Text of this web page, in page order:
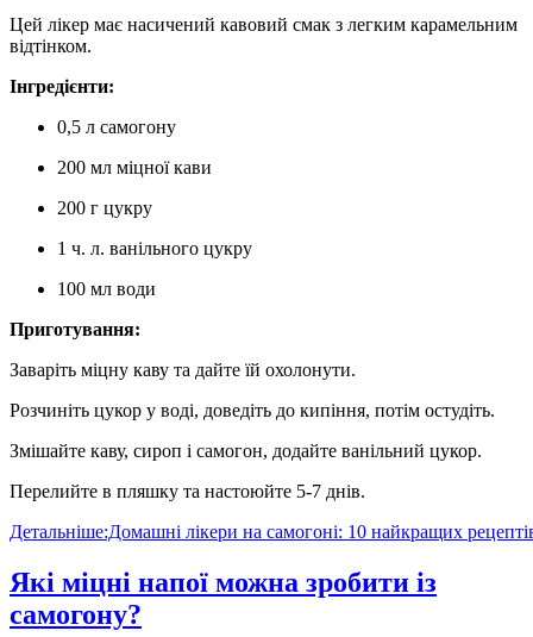
Цей лікер має насичений кавовий смак з легким карамельним
відтінком.
Інгредієнти:
0,5 л самогону
200 мл міцної кави
200 г цукру
1 ч. л. ванільного цукру
100 мл води
Приготування:
Заваріть міцну каву та дайте їй охолонути.
Розчиніть цукор у воді, доведіть до кипіння, потім остудіть.
Змішайте каву, сироп і самогон, додайте ванільний цукор.
Перелийте в пляшку та настоюйте 5-7 днів.
Детальніше:Домашні лікери на самогоні: 10 найкращих
Які міцні напої можна зробити із
самогону?